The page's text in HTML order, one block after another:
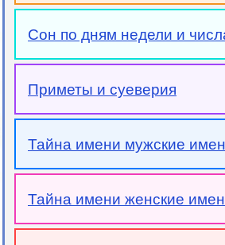
Сон по дням недели и
Приметы и суеверия
Тайна имени мужские
Тайна имени женские